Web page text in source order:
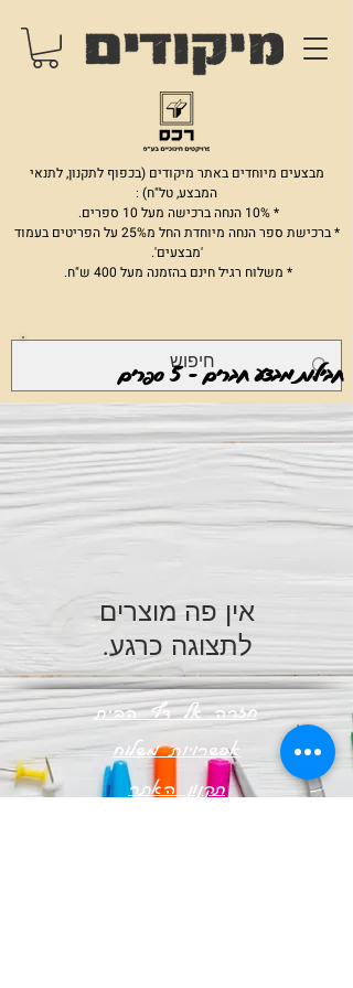
מבצעים מיוחדים באתר מיקודים (בכפוף לתקנון, לתנאי
המבצע, טל"ח) :
* 10% הנחה ברכישה מעל 10 ספרים.
* ברכישת ספר הנחה מיוחדת החל מ25% על הפריטים בעמוד
'מבצעים'.
* משלוח רגיל חינם בהזמנה מעל 400 ש"ח.
חבילות מבצע חברים - 5 ספרים
אין פה מוצרים
לתצוגה כרגע.
חזרה אל דף הבית
אפשרויות משלוח
תקנון האתר